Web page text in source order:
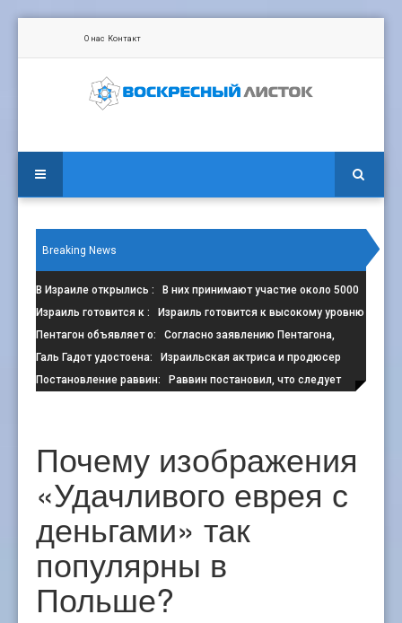
О нас Контакт
Breaking News
В Израиле открылись : В них принимают участие около 5000
сп
Израиль готовится к : Израиль готовится к высокому уровню
зПентагон объявляет о: Согласно заявлению Пентагона,
контрак
Галь Гадот удостоена: Израильская актриса и продюсер
Галь Г
Постановление раввин: Раввин постановил, что следует
Почему изображения
«Удачливого еврея с
деньгами» так
популярны в
Польше?